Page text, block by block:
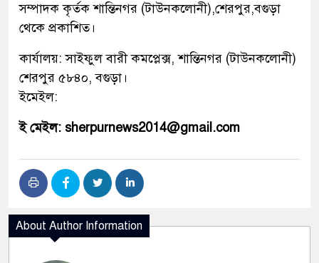
সম্পাদক কৃর্তক শান্তিনগর (টাউনকলোনী),শেরপুর,বগুড়া
থেকে প্রকাশিত।
কার্যালয়: সাইফুল বারী কমপ্লেক্স, শান্তিনগর (টাউনকলোনী)
শেরপুর ৫৮৪০, বগুড়া।
ইমেইল:
ই মেইল: sherpurnews2014@gmail.com
About Author Information